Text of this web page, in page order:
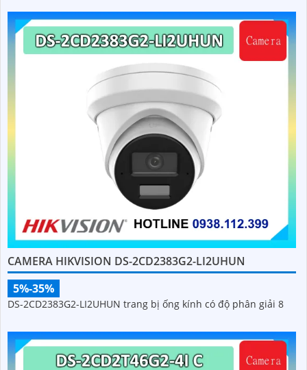
CAMERA HIKVISION DS-2CD2383G2-LI2UHUN
5%-35%
DS-2CD2383G2-LI2UHUN trang bị ống kính có độ phân giải 8